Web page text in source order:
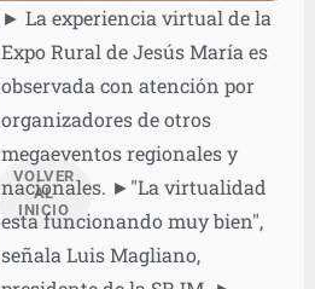
VOLVER
AL
INICIO
► La experiencia virtual de la
Expo Rural de Jesús María es
observada con atención por
organizadores de otros
megaeventos regionales y
nacionales. ►"La virtualidad
esta funcionando muy bien",
señala Luis Magliano,